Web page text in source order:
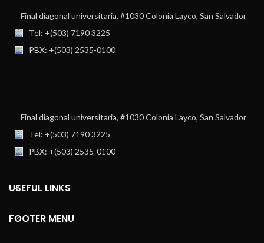
Final diagonal universitaria, #1030 Colonia Layco, San Salvador
Tel: +(503) 7190 3225
PBX: +(503) 2535-0100
Final diagonal universitaria, #1030 Colonia Layco, San Salvador
Tel: +(503) 7190 3225
PBX: +(503) 2535-0100
USEFUL LINKS
FOOTER MENU